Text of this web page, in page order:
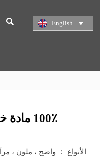
 English 
100٪ مادة خام عذراء بلوري الاكريليك ورقة
الأنواع ： واضح ، ملون ،